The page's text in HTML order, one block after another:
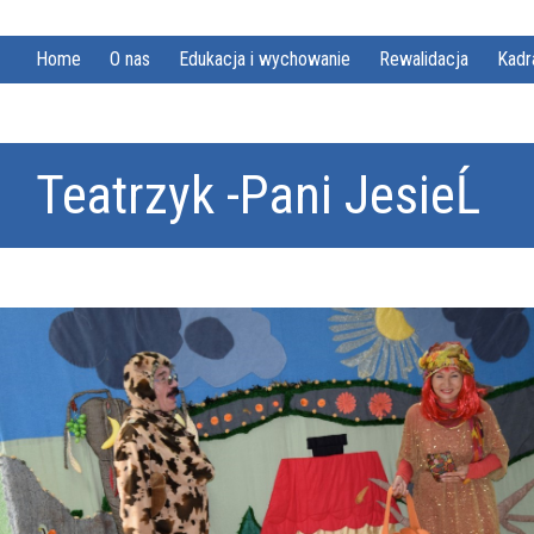
Home O nas Edukacja i wychowanie Rewalidacja
Teatrzyk -Pani JesieĹ